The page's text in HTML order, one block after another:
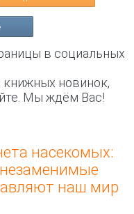
в социальных
книжных новинок,
Мы ждём Вас!
насекомых:
наш мир